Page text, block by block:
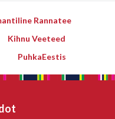
Rannatee
Kihnu Veeteed
PuhkaEestis